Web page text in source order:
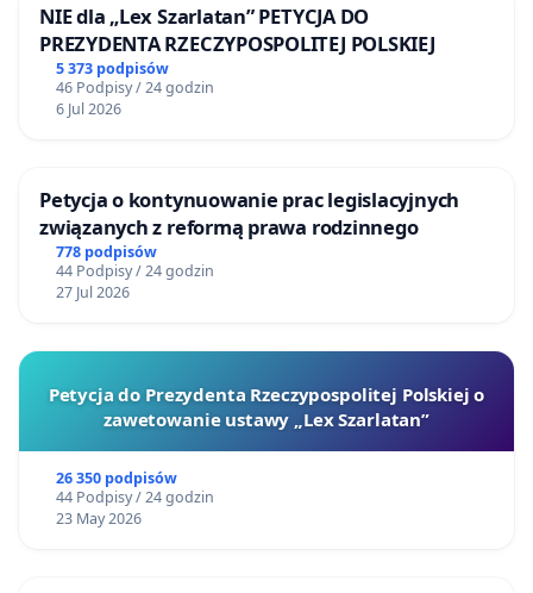
NIE dla „Lex Szarlatan” PETYCJA DO
PREZYDENTA RZECZYPOSPOLITEJ POLSKIEJ
5 373 podpisów
46 Podpisy / 24 godzin
6 Jul 2026
Petycja o kontynuowanie prac legislacyjnych
związanych z reformą prawa rodzinnego
778 podpisów
44 Podpisy / 24 godzin
27 Jul 2026
Petycja do Prezydenta Rzeczypospolitej Polskiej o
zawetowanie ustawy „Lex Szarlatan”
26 350 podpisów
44 Podpisy / 24 godzin
23 May 2026